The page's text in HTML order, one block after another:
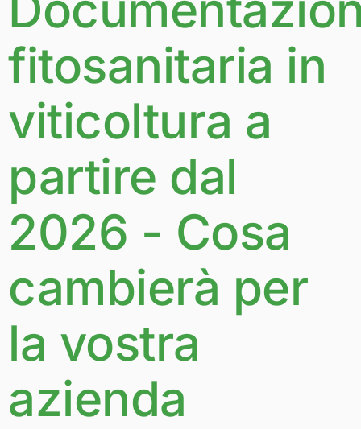
fitosanitaria in
viticoltura a
partire dal
2026 - Cosa
cambierà per
la vostra
azienda